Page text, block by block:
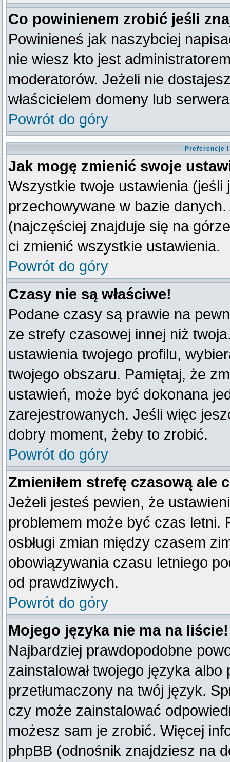
Co powinienem zrobić jeśli
Powinieneś jak naszybciej
nie wiesz kto jest
moderatorów. Jeżeli nie
właścicielem domeny lub
Powrót do góry
Preferencje
Jak mogę zmienić swoje
Wszystkie twoje ustawienia
przechowywane w bazie
(najczęściej znajduje się na
ci zmienić wszystkie ustawienia.
Powrót do góry
Czasy nie są właściwe!
Podane czasy są prawie na
ze strefy czasowej innej niż
ustawienia twojego profilu,
twojego obszaru. Pamiętaj, że
ustawień, może być dokonana
zarejestrowanych. Jeśli więc
dobry moment, żeby to zrobić.
Powrót do góry
Zmieniłem strefę czasową ale
Jeżeli jesteś pewien, że
problemem może być czas letni.
osbługi zmian między czasem
obowiązywania czasu letniego
od prawdziwych.
Powrót do góry
Mojego języka nie ma na liście!
Najbardziej prawdopodobne
zainstalował twojego języka
przetłumaczony na twój język.
czy może zainstalować
możesz sam je zrobić. Więcej
phpBB (odnośnik znajdziesz na